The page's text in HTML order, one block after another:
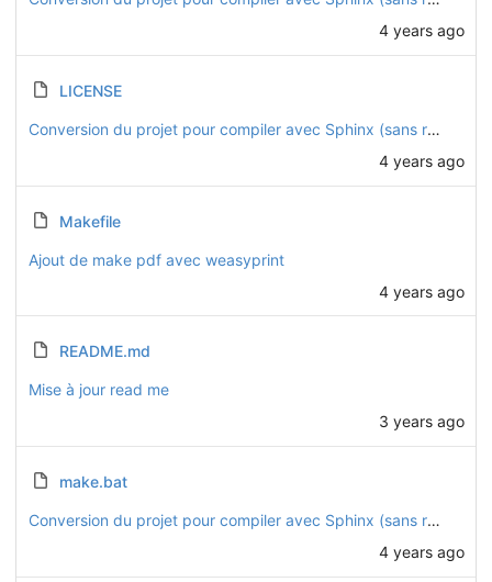
4 years ago
LICENSE
Conversion du projet pour compiler avec Sphinx (sans readthedocs)
4 years ago
Makefile
Ajout de make pdf avec weasyprint
4 years ago
README.md
Mise à jour read me
3 years ago
make.bat
Conversion du projet pour compiler avec Sphinx (sans readthedocs)
4 years ago